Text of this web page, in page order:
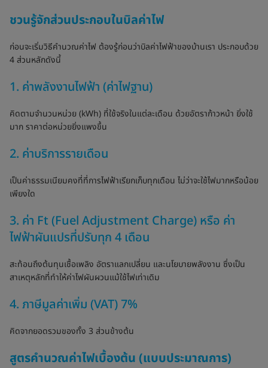
ชวนรู้จักส่วนประกอบในบิลค่าไฟ
ก่อนจะเริ่มวิธีคำนวณค่าไฟ ต้องรู้ก่อนว่าบิลค่าไฟฟ้าของบ้านเรา ประกอบด้วย
4 ส่วนหลักดังนี้
1. ค่าพลังงานไฟฟ้า (ค่าไฟฐาน)
คิดตามจำนวนหน่วย (kWh) ที่ใช้จริงในแต่ละเดือน ด้วยอัตราก้าวหน้า ยิ่งใช้
มาก ราคาต่อหน่วยยิ่งแพงขึ้น
2. ค่าบริการรายเดือน
เป็นค่าธรรมเนียมคงที่ที่การไฟฟ้าเรียกเก็บทุกเดือน ไม่ว่าจะใช้ไฟมากหรือน้อย
เพียงใด
3. ค่า Ft (Fuel Adjustment Charge) หรือ ค่า
ไฟฟ้าผันแปรที่ปรับทุก 4 เดือน
สะท้อนถึงต้นทุนเชื้อเพลิง อัตราแลกเปลี่ยน และนโยบายพลังงาน ซึ่งเป็น
สาเหตุหลักที่ทำให้ค่าไฟผันผวนแม้ใช้ไฟเท่าเดิม
4. ภาษีมูลค่าเพิ่ม (VAT) 7%
คิดจากยอดรวมของทั้ง 3 ส่วนข้างต้น
สูตรคำนวณค่าไฟเบื้องต้น (แบบประมาณการ)